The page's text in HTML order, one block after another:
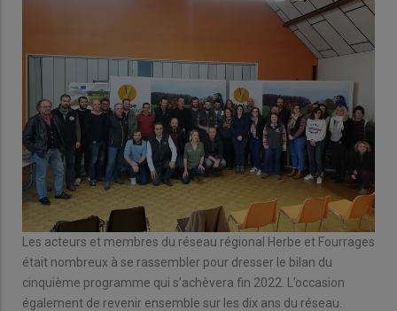
Les acteurs et membres du réseau régional Herbe et Fourrages
était nombreux à se rassembler pour dresser le bilan du
cinquième programme qui s’achèvera fin 2022. L’occasion
également de revenir ensemble sur les dix ans du réseau.